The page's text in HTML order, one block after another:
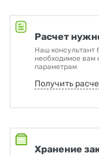
Расчет
Наш консультант
необходимое вам
параметрам
Получить
Хранение